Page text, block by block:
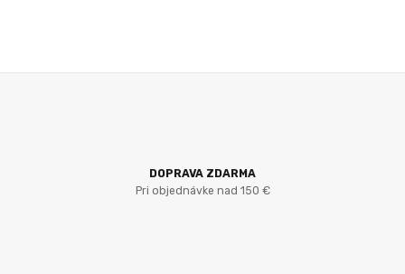
DOPRAVA ZDARMA
Pri objednávke nad 150 €